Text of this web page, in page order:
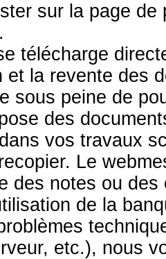
sur la page
télécharge
et la revente des
sous peine de
des
vos travaux
Le
des notes ou
de la
etc.), nous